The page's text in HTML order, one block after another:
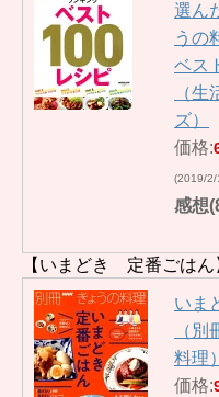
選ん
うの
ベス
（
ズ）
価格:
(2019/2/
感想
【いまどき 定番ごはん
いま
（
料理）
価格: